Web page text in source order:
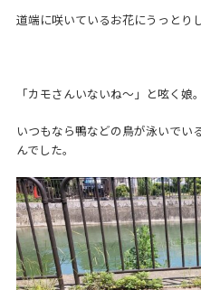
道端に咲いているお花にうっとり
「カモさんいないね〜」と呟く娘。
いつもなら鴨などの鳥が泳いでい
んでした。